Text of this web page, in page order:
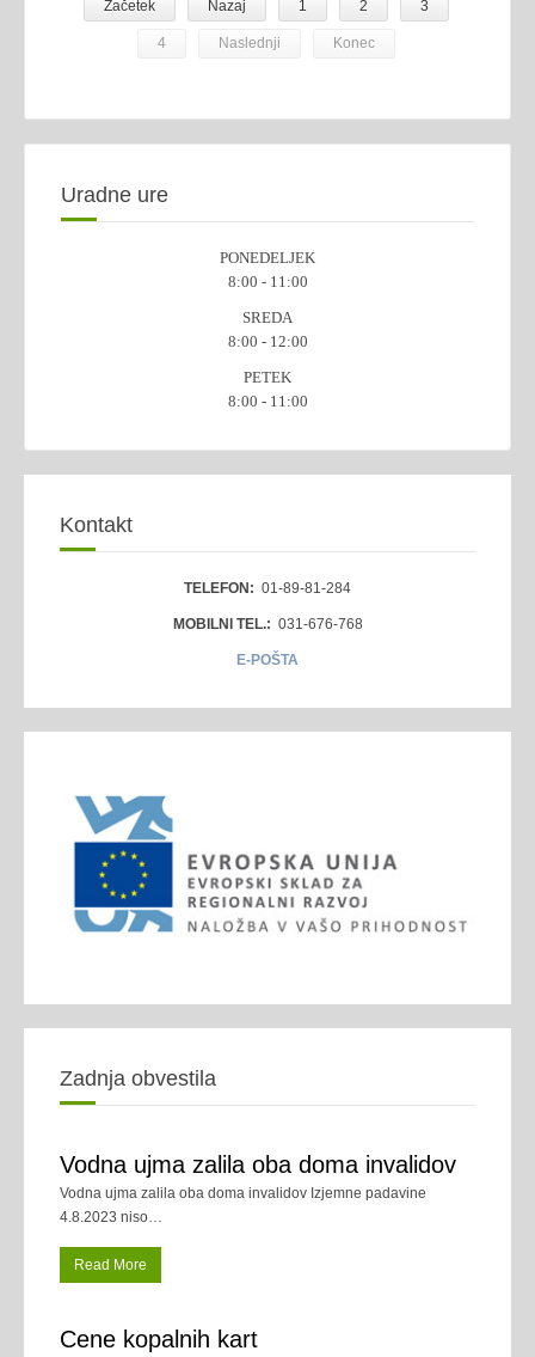
Začetek Nazaj 1 2 3
4 Naslednji Konec
Uradne ure
PONEDELJEK
8:00 - 11:00
SREDA
8:00 - 12:00
PETEK
8:00 - 11:00
Kontakt
TELEFON: 01-89-81-284
MOBILNI TEL.: 031-676-768
E-POŠTA
Zadnja obvestila
Vodna ujma zalila oba doma invalidov
Vodna ujma zalila oba doma invalidov Izjemne padavine
4.8.2023 niso
Read More
Cene kopalnih kart